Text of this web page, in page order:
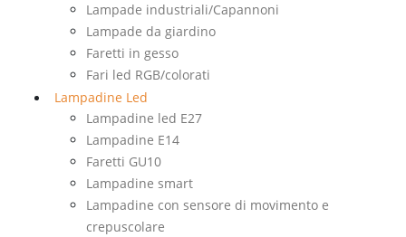
Lampade industriali/Capannoni
Lampade da giardino
Faretti in gesso
Fari led RGB/colorati
Lampadine Led
Lampadine led E27
Lampadine E14
Faretti GU10
Lampadine smart
Lampadine con sensore di movimento e
crepuscolare